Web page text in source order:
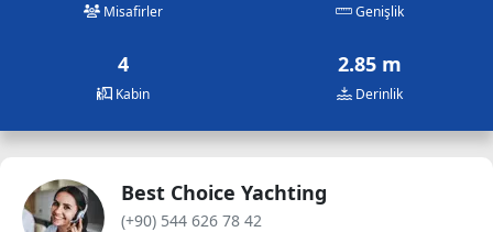
Misafirler Genişlik
4
Kabin
2.85 m
Derinlik
Best Choice Yachting
(+90) 544 626 78 42